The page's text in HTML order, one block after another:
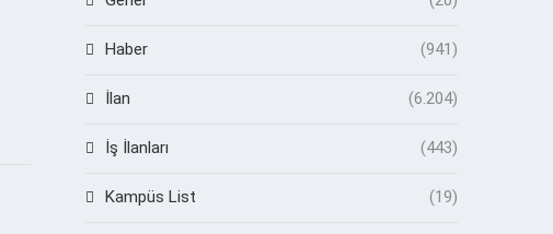
Haber (941)
İlan (6.204)
İş İlanları (443)
Kampüs List (19)